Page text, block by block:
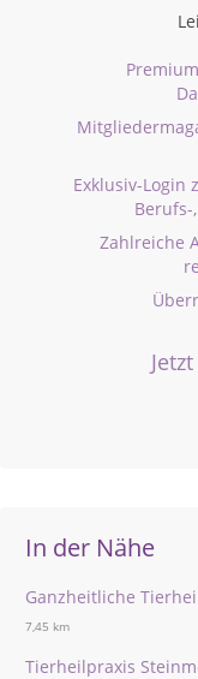
Exklusiv-Login
Berufs-
Zahlreiche
In der Nähe
Ganzheitliche
7,45 km
Tierheilpraxis